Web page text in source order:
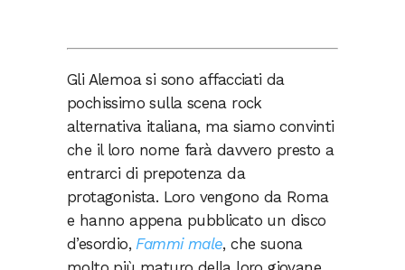
Gli Alemoa si sono affacciati da
pochissimo sulla scena rock
alternativa italiana, ma siamo convinti
che il loro nome farà davvero presto a
entrarci di prepotenza da
protagonista. Loro vengono da Roma
e hanno appena pubblicato un disco
d’esordio, Fammi male, che suona